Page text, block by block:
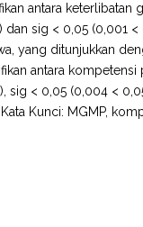
antara keterlibatan
sig < 0,05 (0,001
yang ditunjukkan
antara kompetensi
< 0,05 (0,004 <
Kunci: MGMP,